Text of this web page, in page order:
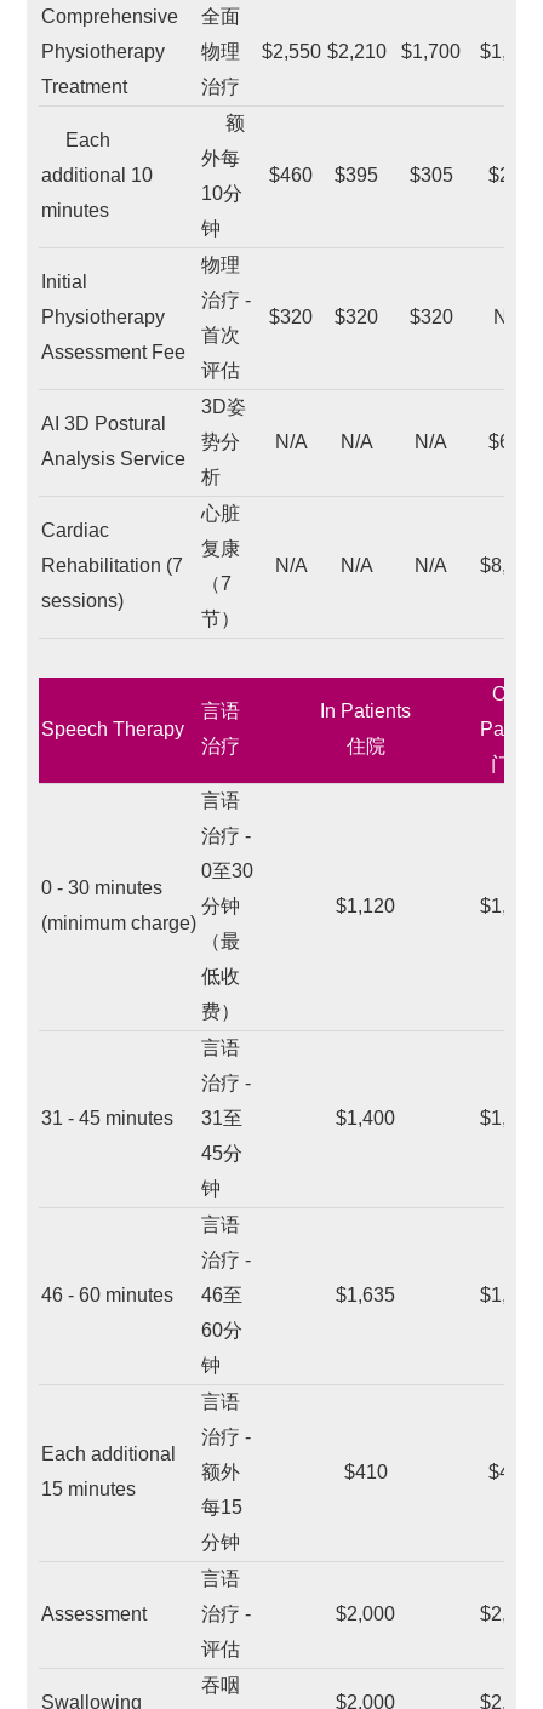
Comprehensive
Physiotherapy
Treatment
全面
物理
治疗
$2,550 $2,210 $1,700 $1,525
Each
additional 10
minutes
额
外每
10分
钟
$460 $395 $305 $280
Initial
Physiotherapy
Assessment Fee
物理
治疗 -
首次
评估
$320 $320 $320 N/A
AI 3D Postural
Analysis Service
3D姿
势分
析
N/A N/A N/A $640
Cardiac
Rehabilitation (7
sessions)
心脏
复康
（7
节）
N/A N/A N/A $8,745
Speech Therapy
言语
治疗
In Patients
住院
Out-
Patient
门诊
0 - 30 minutes
(minimum charge)
言语
治疗 -
0至30
分钟
（最
低收
费）
$1,120 $1,120
31 - 45 minutes
言语
治疗 -
31至
45分
钟
$1,400 $1,400
46 - 60 minutes
言语
治疗 -
46至
60分
钟
$1,635 $1,635
Each additional
15 minutes
言语
治疗 -
额外
每15
分钟
$410 $410
Assessment
言语
治疗 -
评估
$2,000 $2,000
Swallowing
吞咽
$2,000
$2,000